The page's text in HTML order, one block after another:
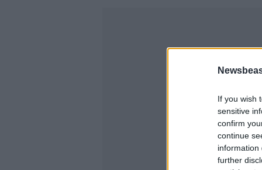
If you wish
sensitive
confirm
continue
information
further